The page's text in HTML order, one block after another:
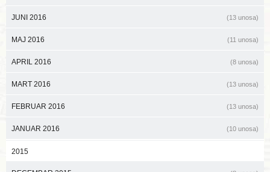
JUNI 2016 (13 unosa)
MAJ 2016 (11 unosa)
APRIL 2016 (8 unosa)
MART 2016 (13 unosa)
FEBRUAR 2016 (13 unosa)
JANUAR 2016 (10 unosa)
2015